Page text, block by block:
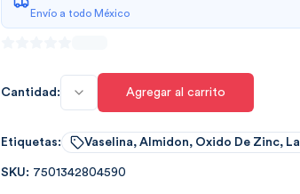
Envío a todo México
Cantidad: Agregar al carrito
Etiquetas: Vaselina, Almidon, Oxido De Zinc,
SKU: 7501342804590